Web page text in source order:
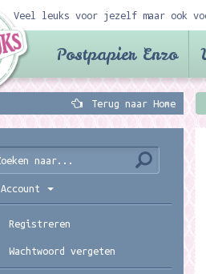
Veel leuks voor jezelf maar ook
Postpapier Enzo
Terug naar Home
Account
Registreren
Wachtwoord vergeten